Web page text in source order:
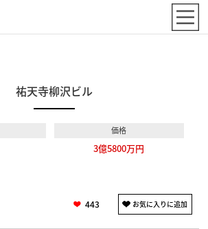
祐天寺柳沢ビル
価格
3億5800万円
443